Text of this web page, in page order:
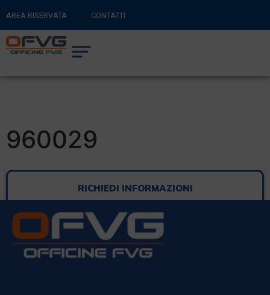
AREA RISERVATA CONTATTI
RITORNA AL SITO PRINCIPALE
CARRELLO
960029
RICHIEDI INFORMAZIONI